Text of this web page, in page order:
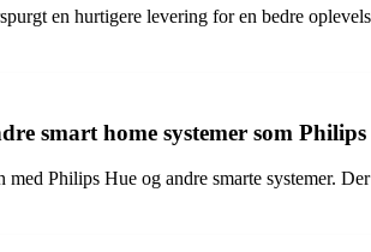
en hurtigere levering for en bedre
smart home systemer som Philips
Philips Hue og andre smarte systemer.